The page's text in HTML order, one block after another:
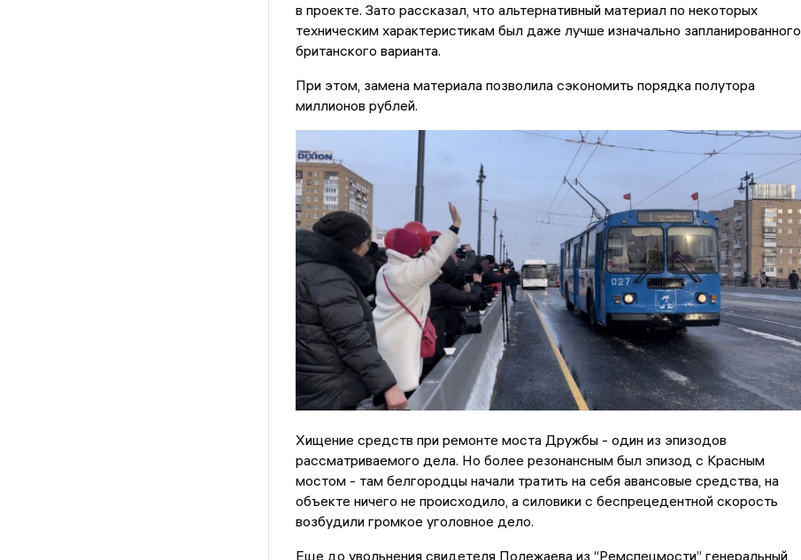
в проекте. Зато рассказал, что альтернативный материал по некоторых
техническим характеристикам был даже лучше изначально запланированного
британского варианта.
При этом, замена материала позволила сэкономить порядка полутора
миллионов рублей.
Хищение средств при ремонте моста Дружбы - один из эпизодов
рассматриваемого дела. Но более резонансным был эпизод с Красным
мостом - там белгородцы начали тратить на себя авансовые средства, на
объекте ничего не происходило, а силовики с беспрецедентной скорость
возбудили громкое уголовное дело.
Еще до увольнения свидетеля Полежаева из “Ремспецмости” генеральный